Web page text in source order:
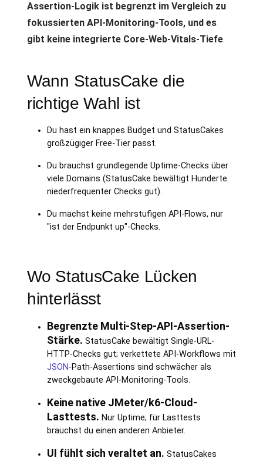
Assertion-Logik ist begrenzt im Vergleich zu
fokussierten API-Monitoring-Tools, und es
gibt keine integrierte Core-Web-Vitals-Tiefe.
Wann StatusCake die
richtige Wahl ist
Du hast ein knappes Budget und StatusCakes
großzügiger Free-Tier passt.
Du brauchst grundlegende Uptime-Checks über
viele Domains (StatusCake bewältigt Hunderte
niederfrequenter Checks gut).
Du machst keine mehrstufigen API-Flows, nur
"ist der Endpunkt up"-Checks.
Wo StatusCake Lücken
hinterlässt
Begrenzte Multi-Step-API-Assertion-
Stärke. StatusCake bewältigt Single-URL-
HTTP-Checks gut; verkettete API-Workflows mit
JSON-Path-Assertions sind schwächer als
zweckgebaute API-Monitoring-Tools.
Keine native JMeter/k6-Cloud-
Lasttests. Nur Uptime; für Lasttests
brauchst du einen anderen Anbieter.
UI fühlt sich veraltet an. StatusCakes